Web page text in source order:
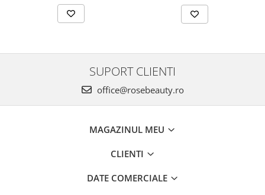
SUPORT CLIENTI
office@rosebeauty.ro
MAGAZINUL MEU
CLIENTI
DATE COMERCIALE